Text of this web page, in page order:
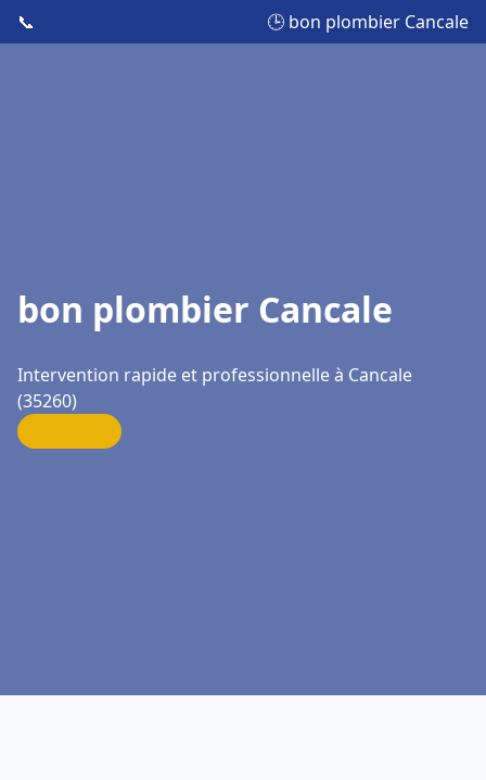
📞 🕒 bon plombier Cancale
bon plombier Cancale
Intervention rapide et professionnelle à Cancale
(35260)